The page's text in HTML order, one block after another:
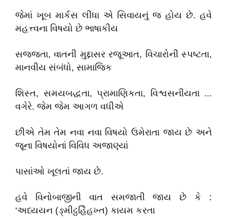
જેમાં ખૂબ માર્કસ લીધા એ સિવાયનું જ હોય છે. હવે
મહત્ત્વના વિષયો છે ભાષાકીય
સજ્જતા, વાતની મુદ્દાસર રજૂઆત, વિચારોની સ્પષ્ટતા,
માનવીય સંબંધો, સામાજિક
શિસ્ત, સમયબદ્ધતા, પ્રામાણિકતા, વિશ્વસનીયતા ...
વગેરે. જેમ જેમ આગળ વધીએ
છીએ તેમ તેમ નવા નવા વિષયો ઉમેરાતા જાય છે અને
જૂના વિષયોનાં વિવિધ અજાણ્યાં
પાસાંઓ ખૂલતાં જાય છે.
હવે વિનોબાજીની વાત સમજાતી જાય છે કે :
‘અધ્યયન (ઙ્મીટ્ઠહિૈહખ્ત) કાયમ કરતા